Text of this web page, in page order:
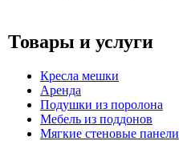
Товары и услуги
Кресла мешки
Аренда
Подушки из поролона
Мебель из поддонов
Мягкие стеновые панели